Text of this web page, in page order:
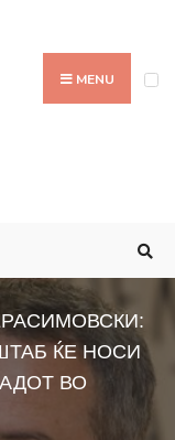
MENU
ЌЕ НОСИ
ВО